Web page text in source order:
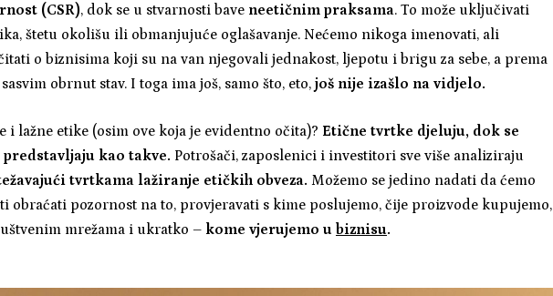
(CSR), dok se u stvarnosti baveneetičnim praksama. To može uključivati
štetu okolišu ili obmanjujuće oglašavanje. Nećemo nikoga imenovati, ali
o biznisima koji su na van njegovali jednakost, ljepotu i brigu za sebe, a prema
obrnut stav. I toga ima još, samo što, eto, još nije izašlo na vidjelo.
i lažne etike (osim ove koja je evidentno očita)? Etične tvrtke djeluju, dok se
kao takve. Potrošači, zaposlenici i investitori sve više analiziraju
tvrtkama lažiranje etičkih obveza. Možemo se jedino nadati da ćemo
obraćati pozornost na to, provjeravati s kime poslujemo, čije proizvode kupujemo,
mrežama i ukratko – kome vjerujemo u biznisu.